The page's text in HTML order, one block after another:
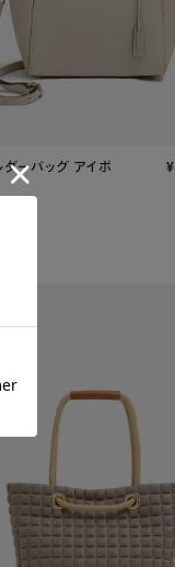
ダーバッグ アイボ
¥